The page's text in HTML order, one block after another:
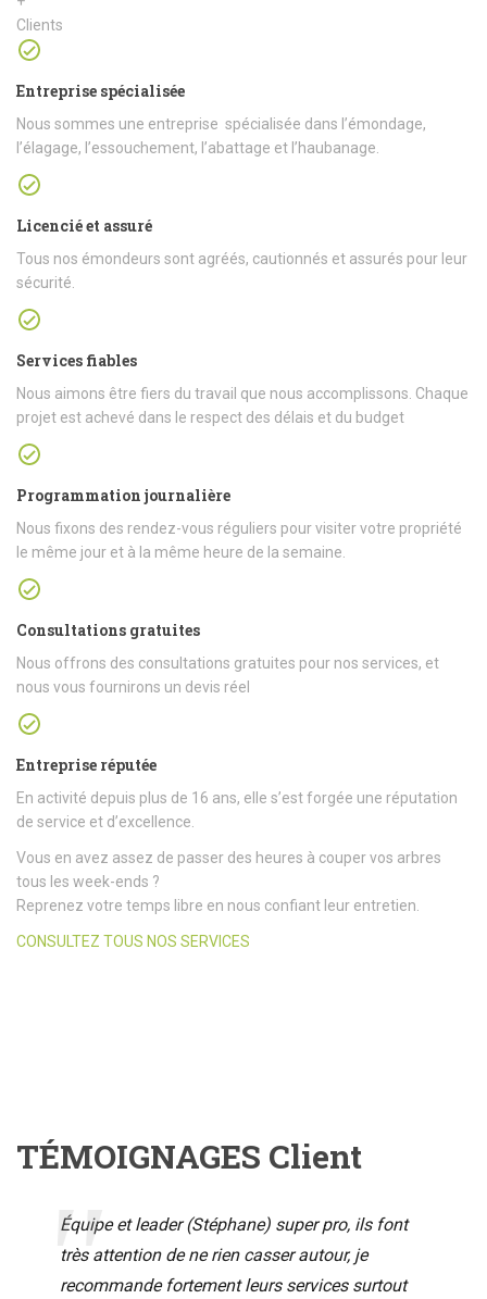
Clients
Entreprise spécialisée
Nous sommes une entreprise spécialisée dans l’émondage,
l’élagage, l’essouchement, l’abattage et l’haubanage.
Licencié et assuré
Tous nos émondeurs sont agréés, cautionnés et assurés pour leur
sécurité.
Services fiables
Nous aimons être fiers du travail que nous accomplissons. Chaque
projet est achevé dans le respect des délais et du budget
Programmation journalière
Nous fixons des rendez-vous réguliers pour visiter votre propriété
le même jour et à la même heure de la semaine.
Consultations gratuites
Nous offrons des consultations gratuites pour nos services, et
nous vous fournirons un devis réel
Entreprise réputée
En activité depuis plus de 16 ans, elle s’est forgée une réputation
de service et d’excellence.
Vous en avez assez de passer des heures à couper vos arbres
tous les week-ends ?
Reprenez votre temps libre en nous confiant leur entretien.
CONSULTEZ TOUS NOS SERVICES
TÉMOIGNAGES Client
Équipe et leader (Stéphane) super pro, ils font
très attention de ne rien casser autour, je
recommande fortement leurs services surtout